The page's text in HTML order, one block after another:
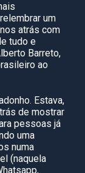
um
atrás com
tudo e
Barreto,
ao
Estava,
de mostrar
pessoas já
uma
numa
(naquela